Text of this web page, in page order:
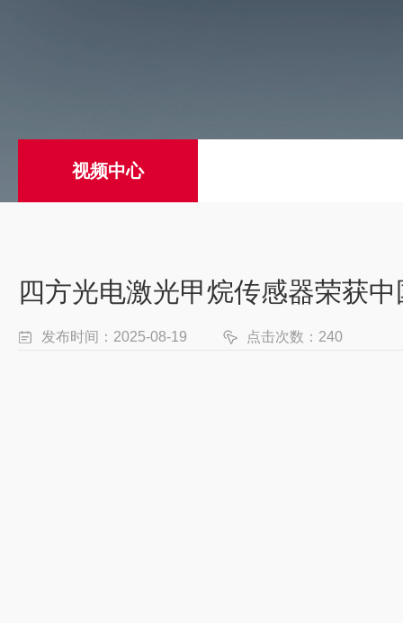
视频中心
四方光电激光甲烷传感器荣获
发布时间：2025-08-19 点击次数：240